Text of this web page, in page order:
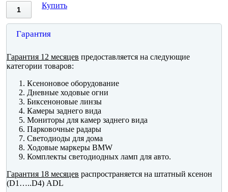
Купить
Гарантия
Гарантия 12 месяцев предоставляется на следующие
категории товаров:
Ксеноновое оборудование
Дневные ходовые огни
Биксеноновые линзы
Камеры заднего вида
Мониторы для камер заднего вида
Парковочные радары
Светодиоды для дома
Ходовые маркеры BMW
Комплекты светодиодных ламп для авто.
Гарантия 18 месяцев распространяется на штатный ксенон
(D1…..D4) ADL